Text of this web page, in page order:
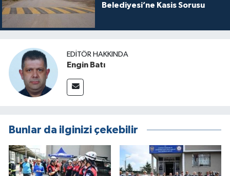
Belediyesi’ne Kasis Sorusu
EDITÖR HAKKINDA
Engin Batı
Bunlar da ilginizi çekebilir